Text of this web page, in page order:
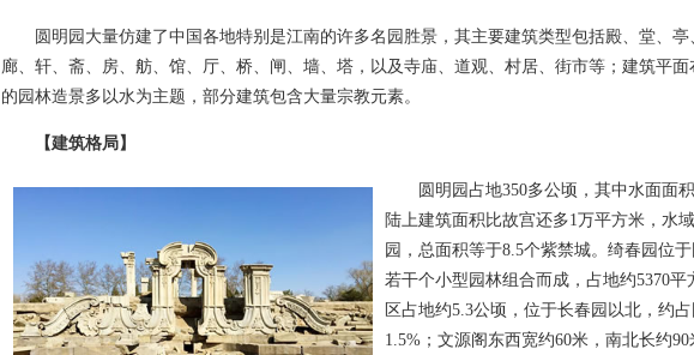
圆明园大量仿建了中国各地特别是江南的许多名园胜景，其主要建筑类型包括殿、堂、亭
廊、轩、斋、房、舫、馆、厅、桥、闸、墙、塔，以及寺庙、道观、村居、街市等；建筑平面
的园林造景多以水为主题，部分建筑包含大量宗教元素。
【建筑格局】
圆明园占地350多公顷，其中水面面积
陆上建筑面积比故宫还多1万平方米，水
园，总面积等于8.5个紫禁城。绮春园位
若干个小型园林组合而成，占地约5370
区占地约5.3公顷，位于长春园以北，约
1.5%；文源阁东西宽约60米，南北长约90